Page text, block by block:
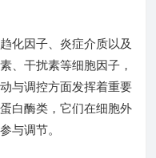
化因子、炎症介质以及
、干扰素等细胞因子，
与调控方面发挥着重要
白酶类，它们在细胞外
与调节。